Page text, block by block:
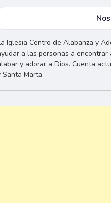
Iglesia Centro de Alabanza y
a las personas a encontrar
y adorar a Dios. Cuenta
Santa Marta